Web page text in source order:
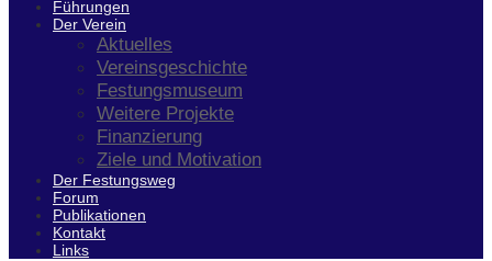
Führungen
Der Verein
Aktuelles
Vereinsgeschichte
Festungsmuseum
Weitere Projekte
Finanzierung
Ziele und Motivation
Der Festungsweg
Forum
Publikationen
Kontakt
Links